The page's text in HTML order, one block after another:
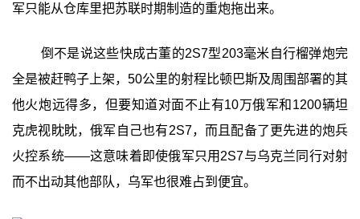
军只能从仓库里把苏联时期制造的重炮拖出来。
倒不是说这些快成古董的2S7型203毫米自行榴弹炮完
全是被赶鸭子上架，50公里的射程比顿巴斯及周围部署的其
他火炮远得多，但要知道对面不止有10万俄军和1200辆坦
克虎视眈眈，俄军自己也有2S7，而且配备了更先进的炮兵
火控系统——这意味着即使俄军只用2S7与乌克兰同行对射
而不出动其他部队，乌军也很难占到便宜。